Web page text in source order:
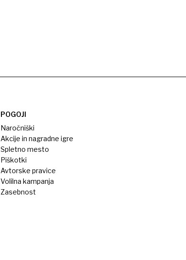
POGOJI
Naročniški
Akcije in nagradne igre
Spletno mesto
Piškotki
Avtorske pravice
Volilna kampanja
Zasebnost